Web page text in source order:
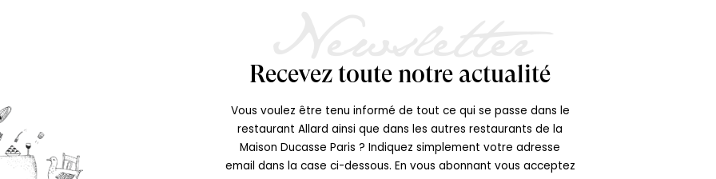
Newsletter
Recevez toute notre actualité
Vous voulez être tenu informé de tout ce qui se passe dans le
restaurant Allard ainsi que dans les autres restaurants de la
Maison Ducasse Paris ? Indiquez simplement votre adresse
email dans la case ci-dessous. En vous abonnant vous acceptez